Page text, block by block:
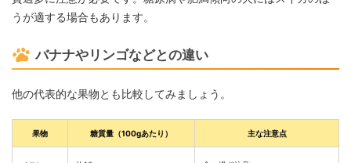
うが適する場合もあります。
バナナやリンゴなどとの違い
他の代表的な果物とも比較してみましょう。
果物 糖質量（100gあたり） 主な注意点